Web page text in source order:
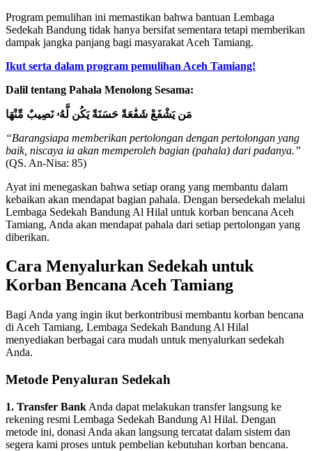
Program pemulihan ini memastikan bahwa bantuan Lembaga
Sedekah Bandung tidak hanya bersifat sementara tetapi memberikan
dampak jangka panjang bagi masyarakat Aceh Tamiang.
Ikut serta dalam program pemulihan Aceh Tamiang!
Dalil tentang Pahala Menolong Sesama:
مَن يَشْفَعْ شَفَٰعَةً حَسَنَةً يَكُن لَّهُۥ نَصِيبٌ مِّنْهَا
“Barangsiapa memberikan pertolongan dengan pertolongan yang
baik, niscaya ia akan memperoleh bagian (pahala) dari padanya.”
(QS. An-Nisa: 85)
Ayat ini menegaskan bahwa setiap orang yang membantu dalam
kebaikan akan mendapat bagian pahala. Dengan bersedekah melalui
Lembaga Sedekah Bandung Al Hilal untuk korban bencana Aceh
Tamiang, Anda akan mendapat pahala dari setiap pertolongan yang
diberikan.
Cara Menyalurkan Sedekah untuk
Korban Bencana Aceh Tamiang
Bagi Anda yang ingin ikut berkontribusi membantu korban bencana
di Aceh Tamiang, Lembaga Sedekah Bandung Al Hilal
menyediakan berbagai cara mudah untuk menyalurkan sedekah
Anda.
Metode Penyaluran Sedekah
1. Transfer Bank Anda dapat melakukan transfer langsung ke
rekening resmi Lembaga Sedekah Bandung Al Hilal. Dengan
metode ini, donasi Anda akan langsung tercatat dalam sistem dan
segera kami proses untuk pembelian kebutuhan korban bencana.